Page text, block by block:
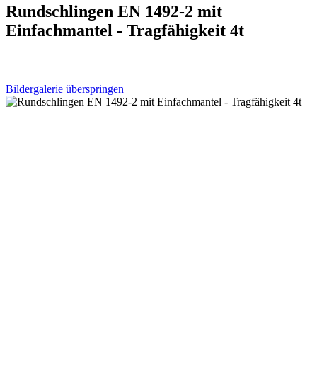
Rundschlingen EN 1492-2 mit
Einfachmantel - Tragfähigkeit 4t
Bildergalerie überspringen